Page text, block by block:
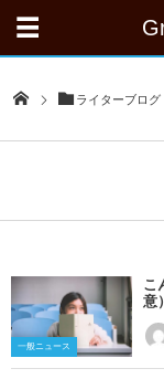
ライターブログ
一般ニュース
こ
意）